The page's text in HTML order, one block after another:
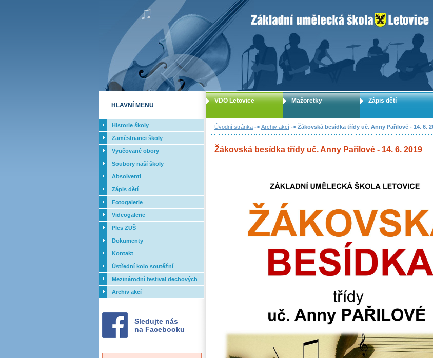
ZUŠ Letovice - Základní umělecká
Úvodní stránka -> Archiv akcí -> Žákovská besídka třídy uč. Anny Pařilové - 14. 6.
Žákovská besídka třídy uč. Anny Pařilové - 14. 6. 2019
VDO Letovice Mažoretky Zápis dětí
HLAVNÍ MENU
Historie školy
Zaměstnanci školy
Vyučované obory
Soubory naší školy
Absolventi
Zápis dětí
Fotogalerie
Videogalerie
Ples ZUŠ
Dokumenty
Kontakt
Ústřední kolo soutěžní
přehlídky dechových orchestrů
ZUŠ - 2017
Mezinárodní festival dechových
orchestrů - Letovice
Archiv akcí
Sledujte nás
na Facebooku